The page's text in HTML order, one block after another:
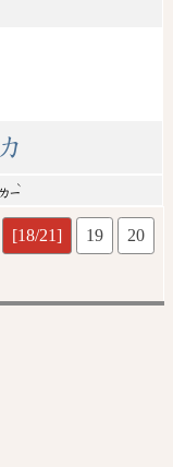
ㄌㄧ
ˋ
[18/21] 19
20